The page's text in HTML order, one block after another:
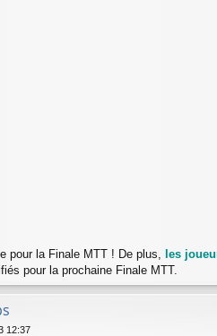
pour la Finale MTT ! De plus,
les
pour la prochaine Finale MTT.
12:37